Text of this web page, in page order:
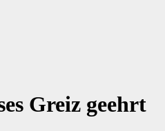
Greiz geehrt